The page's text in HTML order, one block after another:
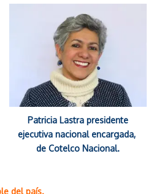
Patricia Lastra presidente
ejecutiva nacional encargada,
de Cotelco Nacional.
del país.